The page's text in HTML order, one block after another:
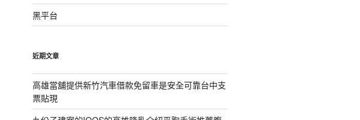
黑平台
近期文章
高雄當舖提供新竹汽車借款免留車是安全可靠台中支
票貼現